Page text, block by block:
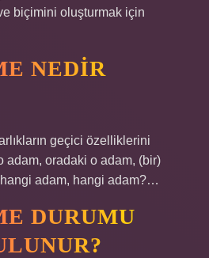
biçimini oluşturmak için
NEDIR
geçici özelliklerini
adam, oradaki o adam, (bir)
adam, hangi adam?…
DURUMU